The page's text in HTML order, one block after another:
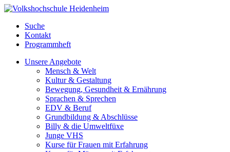
Suche
Kontakt
Programmheft
Unsere Angebote
Mensch & Welt
Kultur & Gestaltung
Bewegung, Gesundheit & Ernährung
Sprachen & Sprechen
EDV & Beruf
Grundbildung & Abschlüsse
Billy & die Umweltfüxe
Junge VHS
Kurse für Frauen mit Erfahrung